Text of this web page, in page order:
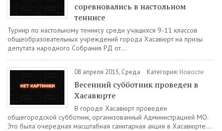
соревновались в настольном
теннисе
Турнир по настольному теннису среди учащихся 9-11 классов
общеобразовательных учреждений города Хасавюрт на призы
депутата народного Собрания РД от...
08 апреля 2015, Среда Категория: Новости
Весенний субботник проведен в
Хасавюрте
В городе Хасавюрт проведен
общегородской субботник, организованный Администрацией МО.
Это была очередная масштабная санитарная акция в Хасавюрте....